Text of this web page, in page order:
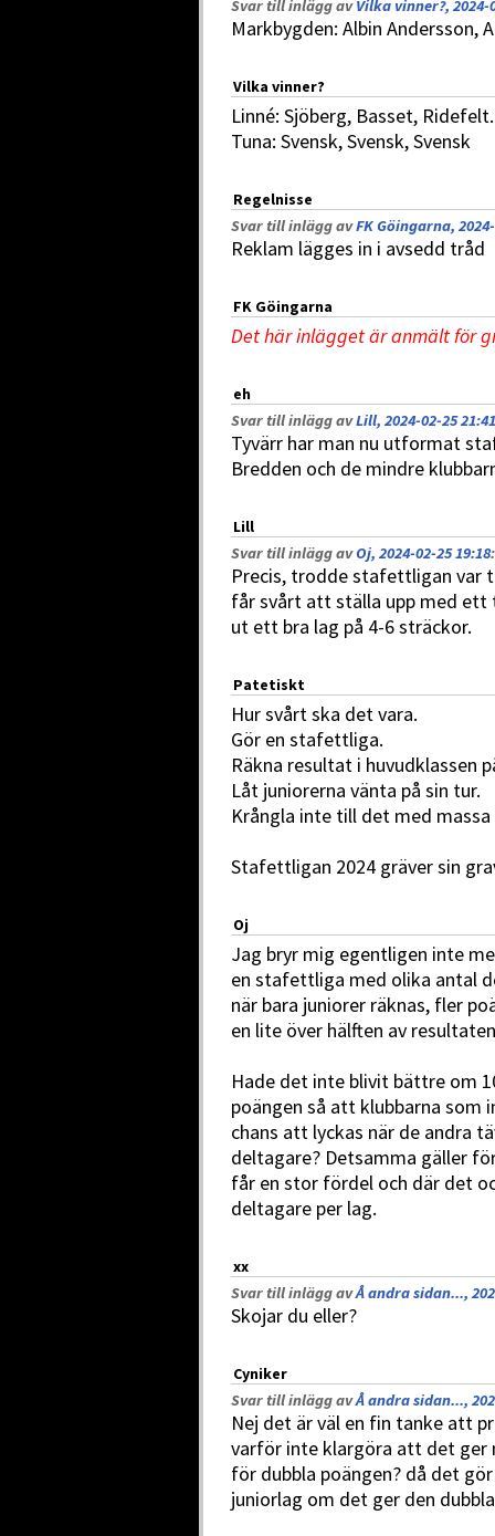
Svar till inlägg avVilka vinner?, 2024-
Markbygden: Albin Andersson,
Vilka vinner?
Linné: Sjöberg, Basset, Ridefelt.
Tuna: Svensk, Svensk, Svensk
Regelnisse
Svar till inlägg avFK Göingarna,
Reklam lägges in i avsedd tråd
FK Göingarna
Det här inlägget är anmält för
eh
Svar till inlägg avLill, 2024-02-25 21:41
Tyvärr har man nu utformat
Bredden och de mindre
Lill
Svar till inlägg avOj, 2024-02-25 19:18:
Precis, trodde stafettligan var
får svårt att ställa upp med ett
ut ett bra lag på 4-6 sträckor.
Patetiskt
Hur svårt ska det vara.
Gör en stafettliga.
Räkna resultat i huvudklassen
Låt juniorerna vänta på sin tur.
Krångla inte till det med
Stafettligan 2024 gräver sin
Oj
Jag bryr mig egentligen inte
en stafettliga med olika antal
när bara juniorer räknas, fler
en lite över hälften av
Hade det inte blivit bättre om
poängen så att klubbarna som
chans att lyckas när de andra
deltagare? Detsamma gäller
får en stor fördel och där det
deltagare per lag.
xx
Svar till inlägg avÅ andra sidan...,
Skojar du eller?
Cyniker
Svar till inlägg avÅ andra sidan...,
Nej det är väl en fin tanke att
varför inte klargöra att det ger
för dubbla poängen? då det
juniorlag om det ger den